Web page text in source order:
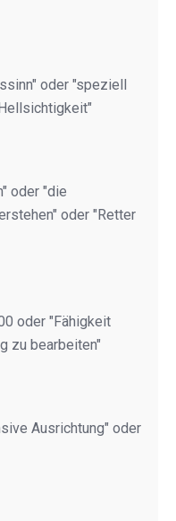
oder "speziell
oder "die
oder "Retter
oder "Fähigkeit
zu bearbeiten"
Ausrichtung" oder